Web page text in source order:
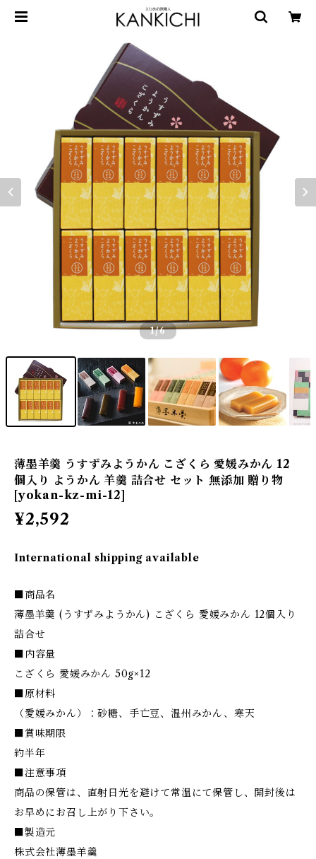
1/6
薄墨羊羹 うすずみようかん こざくら 愛媛みかん 12
個入り ようかん 羊羹 詰合せ セット 無添加 贈り物
[yokan-kz-mi-12]
¥2,592
International shipping available
■商品名
薄墨羊羹 (うすずみようかん) こざくら 愛媛みかん 12個入り
詰合せ
■内容量
こざくら 愛媛みかん 50g×12
■原材料
（愛媛みかん）：砂糖、手亡豆、温州みかん、寒天
■賞味期限
約半年
■注意事項
商品の保管は、直射日光を避けて常温にて保管し、開封後は
お早めにお召し上がり下さい。
■製造元
株式会社薄墨羊羹